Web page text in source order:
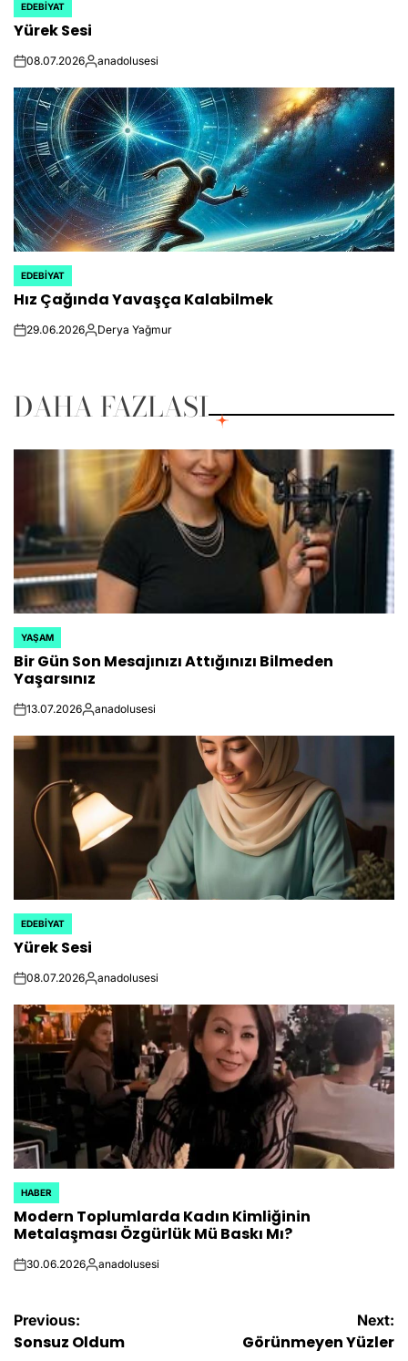
POSTED
IN
EDEBIYAT
Yürek Sesi
on08.07.2026Posted
anadolusesi
POSTED
IN
EDEBIYAT
Hız Çağında Yavaşça Kalabilmek
on29.06.2026Posted
Derya Yağmur
DAHA FAZLASI
POSTED
IN
YAŞAM
Bir Gün Son Mesajınızı Attığınızı Bilmeden
Yaşarsınız
on13.07.2026Posted
anadolusesi
POSTED
IN
EDEBIYAT
Yürek Sesi
on08.07.2026Posted
anadolusesi
POSTED
IN
HABER
Modern Toplumlarda Kadın Kimliğinin
Metalaşması Özgürlük Mü Baskı Mı?
on30.06.2026Posted
anadolusesi
Yazı
gezinmesi
Previous:
Sonsuz Oldum
Next:
Görünmeyen Yüzler